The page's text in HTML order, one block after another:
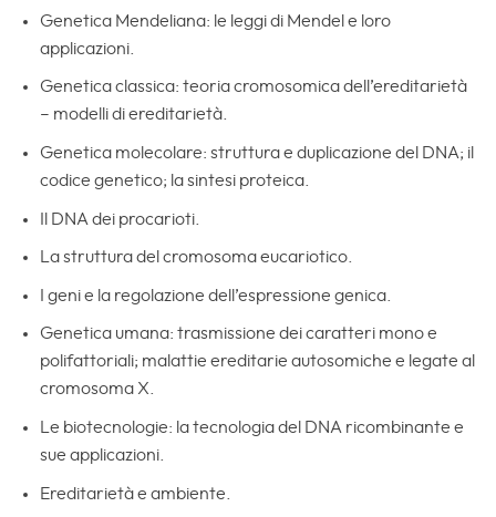
Genetica Mendeliana: le leggi di Mendel e loro
applicazioni.
Genetica classica: teoria cromosomica dell’ereditarietà
– modelli di ereditarietà.
Genetica molecolare: struttura e duplicazione del DNA; il
codice genetico; la sintesi proteica.
Il DNA dei procarioti.
La struttura del cromosoma eucariotico.
I geni e la regolazione dell’espressione genica.
Genetica umana: trasmissione dei caratteri mono e
polifattoriali; malattie ereditarie autosomiche e legate al
cromosoma X.
Le biotecnologie: la tecnologia del DNA ricombinante e
sue applicazioni.
Ereditarietà e ambiente.